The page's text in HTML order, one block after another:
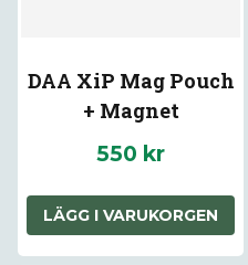
DAA XiP Mag Pouch
+ Magnet
550 kr
LÄGG I VARUKORGEN